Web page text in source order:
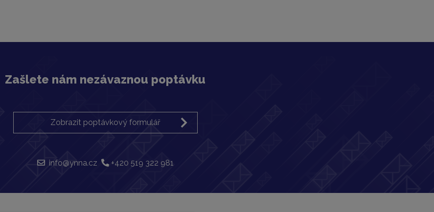
Zašlete nám nezávaznou poptávku
Zobrazit poptávkový formulář
info@ynna.cz +420 519 322 981